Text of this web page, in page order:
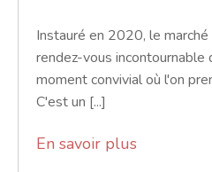
Instauré en 2020, le
rendez-vous incontournable
moment convivial où l'on
C'est un [...]
En savoir plus